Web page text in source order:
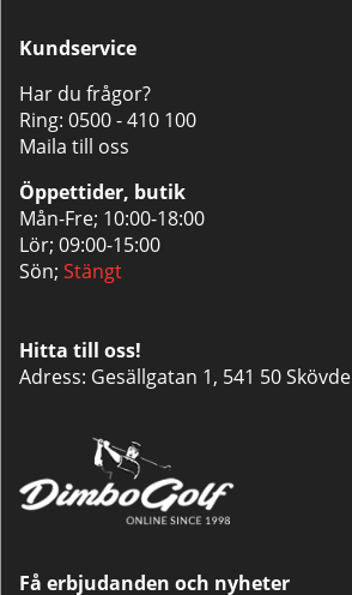
Kundservice
Har du frågor?
Ring: 0500 - 410 100
Maila till oss
Öppettider, butik
Mån-Fre; 10:00-18:00
Lör; 09:00-15:00
Sön; Stängt
Hitta till oss!
Adress: Gesällgatan 1, 541 50 Skövde
Få erbjudanden och nyheter